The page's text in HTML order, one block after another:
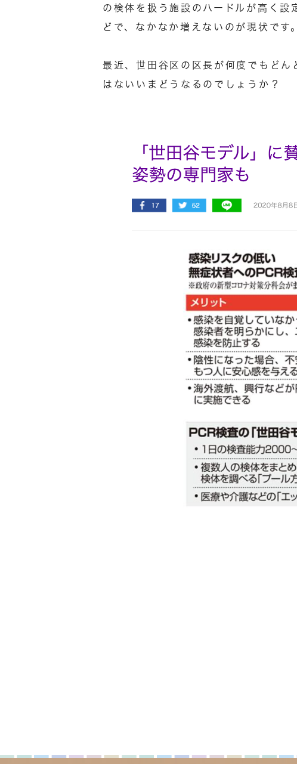
の検体を扱う施設のハードルが高く設
どで、なかなか増えないのが現状です。
最近、世田谷区の区長が何度でもど
はないいまどうなるのでしょうか？